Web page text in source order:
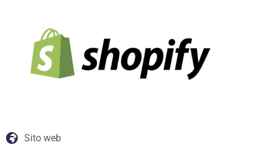
Sito web